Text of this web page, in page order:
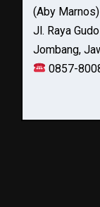
(Aby Marnos)
Jl. Raya
Jombang,
0857-